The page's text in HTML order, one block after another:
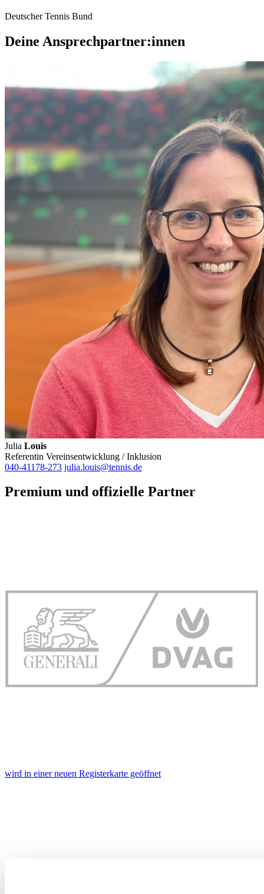
Deutscher Tennis Bund
Deine Ansprechpartner:innen
Julia Louis
Referentin Vereinsentwicklung / Inklusion
040-41178-273 julia.louis@tennis.de
Premium und offizielle Partner
wird in einer neuen Registerkarte geöffnet